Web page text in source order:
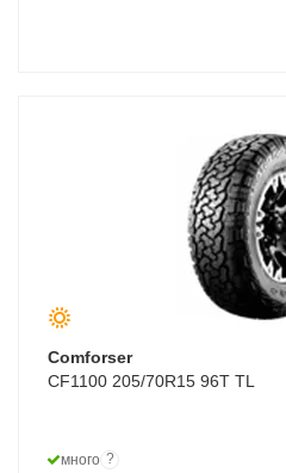
Comforser
CF1100 205/70R15 96T TL
много ?